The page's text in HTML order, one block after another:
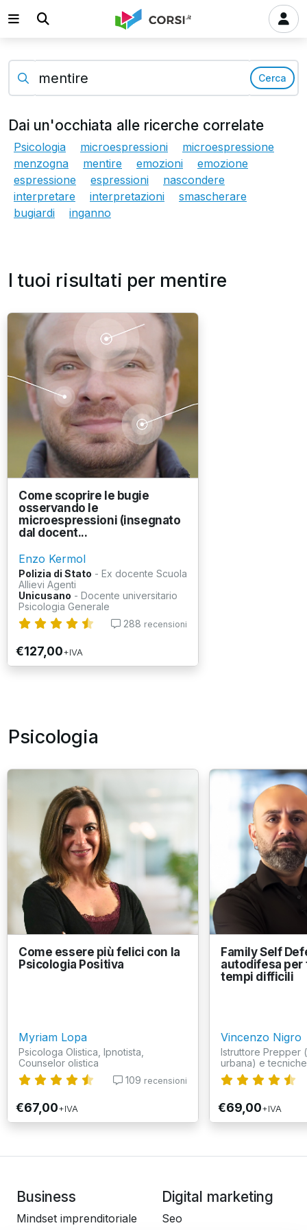
Cerca
Dai un'occhiata alle ricerche correlate
Psicologia microespressioni
microespressione
menzogna
mentire emozioni
emozione
espressione
espressioni
nascondere
interpretare
interpretazioni
smascherare
bugiardi
inganno
I tuoi risultati per mentire
Come scoprire le bugie
osservando le
microespressioni (insegnato
dal docent...
Enzo Kermol
Polizia di Stato - Ex docente Scuola
Allievi Agenti
Unicusano - Docente universitario
Psicologia Generale
288 recensioni
€127,00+IVA
Psicologia
Come essere più felici con la
Psicologia Positiva
Myriam Lopa
Psicologa Olistica, Ipnotista,
Counselor olistica
109 recensioni
€67,00+IVA
Family Self
autodifesa per
tempi difficili
Vincenzo Nigro
Istruttore Prepper
urbana) e
€69,00+IVA
Business
Mindset imprenditoriale
Digital marketing
Seo